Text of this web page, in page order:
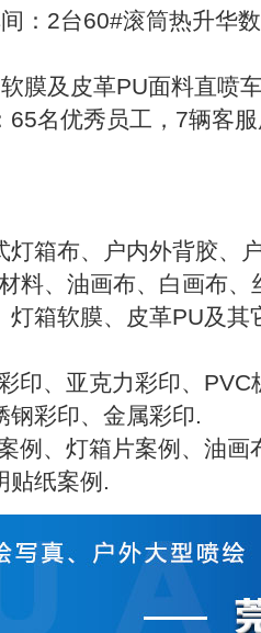
：2台60#滚筒热升华
膜及皮革PU面料直喷
65名优秀员工，7辆客
灯箱布、户内外背胶、
料、油画布、白画布
灯箱软膜、皮革PU及
印、亚克力彩印、
钢彩印、金属彩印.
例、灯箱片案例、油
贴纸案例.